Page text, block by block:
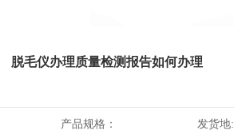
脱毛仪办理质量检测报告如何办理
产品规格： 发货地: